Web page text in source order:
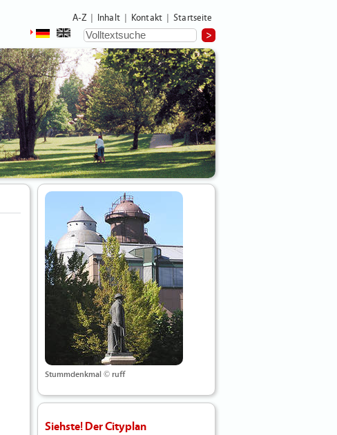
A-Z Inhalt Kontakt Startseite
Stummdenkmal © ruff
Siehste! Der Cityplan